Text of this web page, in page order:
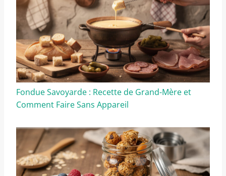
Fondue Savoyarde : Recette de Grand-Mère et
Comment Faire Sans Appareil